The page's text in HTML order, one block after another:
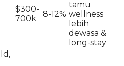
$300-
700k
8-12%
tamu
wellness
lebih
dewasa &
long-stay